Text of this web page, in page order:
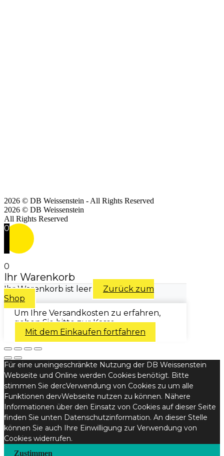
2026 © DB Weissenstein - All Rights Reserved
2026 © DB Weissenstein
All Rights Reserved
0
0
Ihr Warenkorb
Ihr Warenkorb ist leer
Zurück zum
Shop
Um Ihre Versandkosten zu erfahren,
gehen Sie bitte zur Kasse.
Mit dem Einkaufen fortfahren
Für eine uneingeschränkte Nutzung der DB Weissenstein
Webseite und Online werden Cookies benötigt. Bitte
stimmen Sie dercVerwendung von Cookies zu um alle
Funktionen dervWebseite nutzen zu können. Nähere
Informationen über den Einsatz von Cookies auf dieser Seite
finden Sie unten Datenschutzinformation. An dieser Stelle
können Sie auch Ihre Einwilligung zur Verwendung von
Cookies widerrufen.
Zustimmen